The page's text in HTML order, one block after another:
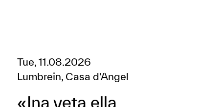
Tue, 11.08.2026
Lumbrein, Casa d'Angel
«Ina veta ella